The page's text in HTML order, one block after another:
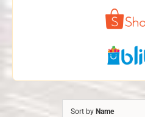
Sort by Name